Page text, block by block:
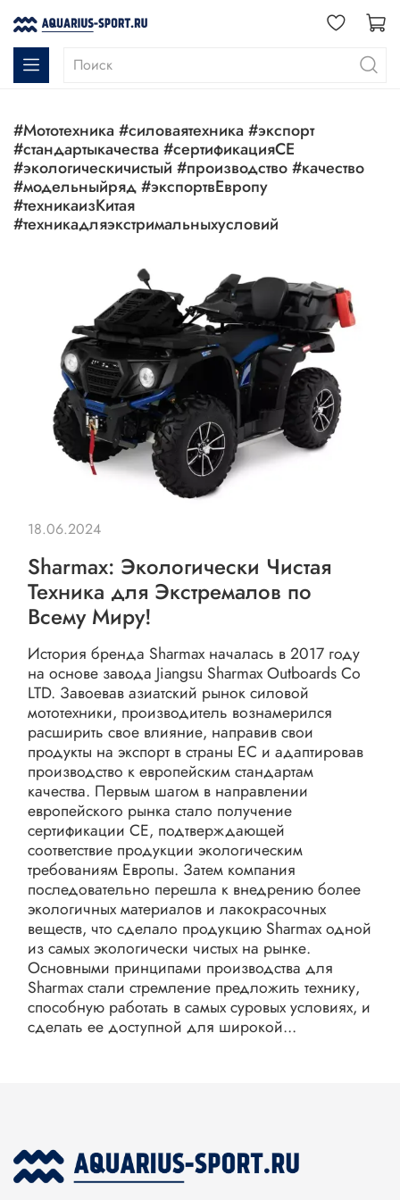
#мототехника #силоваятехника #экспорт
#стандартыкачества #сертификацияCE
#экологическичистый #производство #качество
#модельныйряд #экспортвЕвропу
#техникаизКитая
#техникадляэкстримальныхусловий
Sharmax: Экологически Чистая
Техника для Экстремалов по
Всему Миру!
История бренда Sharmax началась в 2017 году
на основе завода Jiangsu Sharmax Outboards Co
LTD. Завоевав азиатский рынок силовой
мототехники, производитель вознамерился
расширить свое влияние, направив свои
продукты на экспорт в страны ЕС и адаптировав
производство к европейским стандартам
качества. Первым шагом в направлении
европейского рынка стало получение
сертификации СЕ, подтверждающей
соответствие продукции экологическим
требованиям Европы. Затем компания
последовательно перешла к внедрению более
экологичных материалов и лакокрасочных
веществ, что сделало продукцию Sharmax одной
из самых экологически чистых на рынке.
Основными принципами производства для
Sharmax стали стремление предложить технику,
способную работать в самых суровых условиях, и
сделать ее доступной для широкой...
18.06.2024